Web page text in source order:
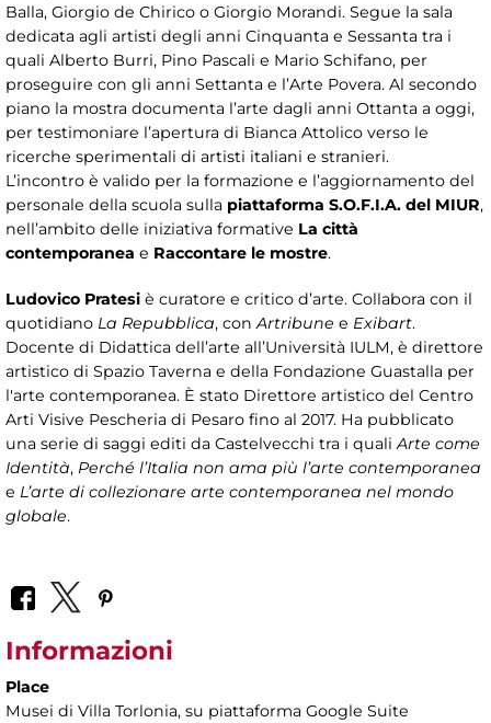
Balla, Giorgio de Chirico o Giorgio Morandi. Segue la sala
dedicata agli artisti degli anni Cinquanta e Sessanta tra i
quali Alberto Burri, Pino Pascali e Mario Schifano, per
proseguire con gli anni Settanta e l’Arte Povera. Al secondo
piano la mostra documenta l’arte dagli anni Ottanta a oggi,
per testimoniare l’apertura di Bianca Attolico verso le
ricerche sperimentali di artisti italiani e stranieri.
L’incontro è valido per la formazione e l’aggiornamento del
personale della scuola sulla piattaforma S.O.F.I.A. del MIUR,
nell’ambito delle iniziativa formative La città
contemporanea e Raccontare le mostre.
Ludovico Pratesi è curatore e critico d’arte. Collabora con il
quotidiano La Repubblica, conArtribune e Exibart.
Docente di Didattica dell’arte all’Università IULM, è direttore
artistico di Spazio Taverna e della Fondazione Guastalla per
l'arte contemporanea. È stato Direttore artistico del Centro
Arti Visive Pescheria di Pesaro fino al 2017. Ha pubblicato
una serie di saggi editi da Castelvecchi tra i qualiArte come
Identità, Perché l’Italia non ama più l’arte contemporanea
e L’arte di collezionare arte contemporanea nel mondo
globale.
Informazioni
Place
Musei di Villa Torlonia, su piattaforma Google Suite